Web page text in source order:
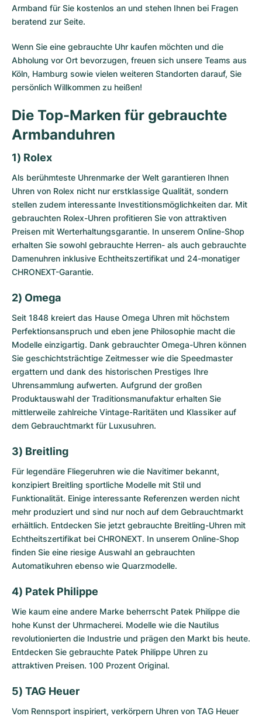
Armband für Sie kostenlos an und stehen Ihnen bei Fragen
beratend zur Seite.
Wenn Sie eine gebrauchte Uhr kaufen möchten und die
Abholung vor Ort bevorzugen, freuen sich unsere Teams aus
Köln, Hamburg sowie vielen weiteren Standorten darauf, Sie
persönlich Willkommen zu heißen!
Die Top-Marken für gebrauchte
Armbanduhren
1) Rolex
Als berühmteste Uhrenmarke der Welt garantieren Ihnen
Uhren von Rolex nicht nur erstklassige Qualität, sondern
stellen zudem interessante Investitionsmöglichkeiten dar. Mit
gebrauchten Rolex-Uhren profitieren Sie von attraktiven
Preisen mit Werterhaltungsgarantie. In unserem Online-Shop
erhalten Sie sowohl gebrauchte Herren- als auch gebrauchte
Damenuhren inklusive Echtheitszertifikat und 24-monatiger
CHRONEXT-Garantie.
2) Omega
Seit 1848 kreiert das Hause Omega Uhren mit höchstem
Perfektionsanspruch und eben jene Philosophie macht die
Modelle einzigartig. Dank gebrauchter Omega-Uhren können
Sie geschichtsträchtige Zeitmesser wie die Speedmaster
ergattern und dank des historischen Prestiges Ihre
Uhrensammlung aufwerten. Aufgrund der großen
Produktauswahl der Traditionsmanufaktur erhalten Sie
mittlerweile zahlreiche Vintage-Raritäten und Klassiker auf
dem Gebrauchtmarkt für Luxusuhren.
3) Breitling
Für legendäre Fliegeruhren wie die Navitimer bekannt,
konzipiert Breitling sportliche Modelle mit Stil und
Funktionalität. Einige interessante Referenzen werden nicht
mehr produziert und sind nur noch auf dem Gebrauchtmarkt
erhältlich. Entdecken Sie jetzt gebrauchte Breitling-Uhren mit
Echtheitszertifikat bei CHRONEXT. In unserem Online-Shop
finden Sie eine riesige Auswahl an gebrauchten
Automatikuhren ebenso wie Quarzmodelle.
4) Patek Philippe
Wie kaum eine andere Marke beherrscht Patek Philippe die
hohe Kunst der Uhrmacherei. Modelle wie die Nautilus
revolutionierten die Industrie und prägen den Markt bis heute.
Entdecken Sie gebrauchte Patek Philippe Uhren zu
attraktiven Preisen. 100 Prozent Original.
5) TAG Heuer
Vom Rennsport inspiriert, verkörpern Uhren von TAG Heuer